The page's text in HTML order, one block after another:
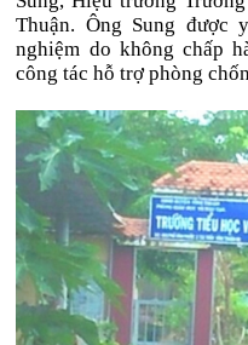
Thuận. Ông Sung
nghiệm do không chấp
công tác hỗ trợ phòng